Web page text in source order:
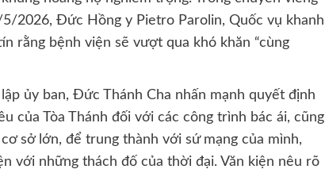
2026, Đức Hồng y Pietro Parolin, Quốc vụ khanh
rằng bệnh viện sẽ vượt qua khó khăn “cùng
ủy ban, Đức Thánh Cha nhấn mạnh quyết định
của Tòa Thánh đối với các công trình bác ái, cũng
sở lớn, để trung thành với sứ mạng của mình,
với những thách đố của thời đại. Văn kiện nêu rõ